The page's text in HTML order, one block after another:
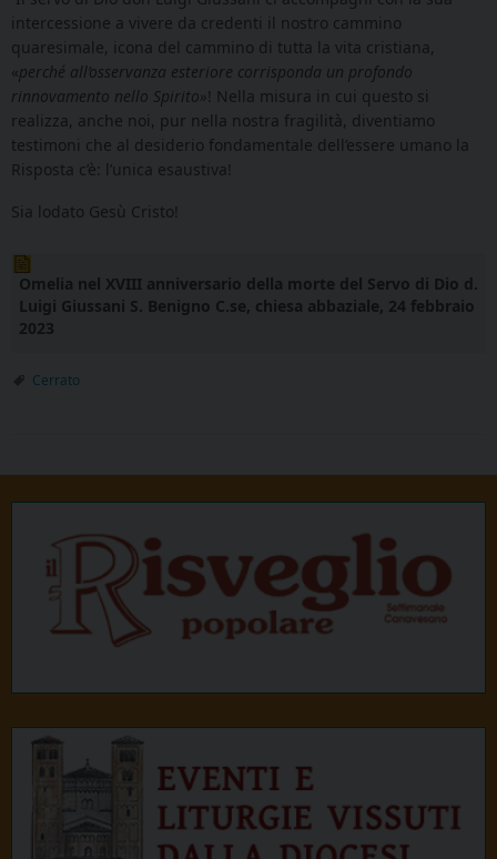
intercessione a vivere da credenti il nostro cammino
quaresimale, icona del cammino di tutta la vita cristiana,
«perché all’osservanza esteriore corrisponda un profondo
rinnovamento nello Spirito» ! Nella misura in cui questo si
realizza, anche noi, pur nella nostra fragilità, diventiamo
testimoni che al desiderio fondamentale dell’essere umano la
Risposta c’è: l’unica esaustiva!
Sia lodato Gesù Cristo!
Omelia nel XVIII anniversario della morte del Servo di Dio d.
Luigi Giussani S. Benigno C.se, chiesa abbaziale, 24 febbraio
2023
Cerrato